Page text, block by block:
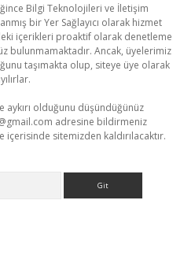
Bilgi Teknolojileri ve İletişim
bir Yer Sağlayıcı olarak hizmet
içerikleri proaktif olarak denetleme
bulunmamaktadır. Ancak, üyelerimiz
taşımakta olup, siteye üye olarak
aykırı olduğunu düşündüğünüz
adresine bildirmeniz
sitemizden kaldırılacaktır.